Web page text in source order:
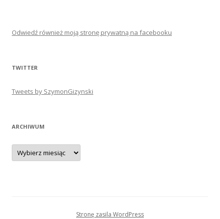
Odwiedź również moją stronę prywatną na facebooku
TWITTER
Tweets by SzymonGizynski
ARCHIWUM
Archiwum
Stronę zasila WordPress